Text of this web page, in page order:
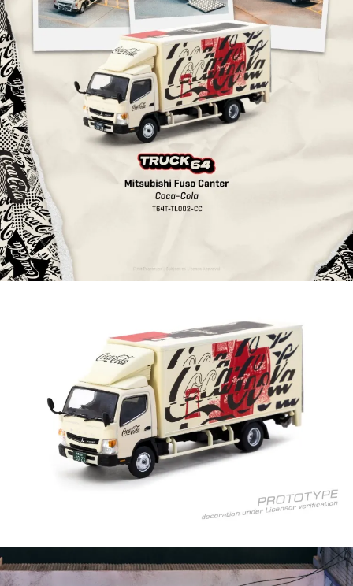
每筆NT$160，滿NT$3,000(含以上)免運費
東海門市自取，需自備購物袋取貨唷。
免運費